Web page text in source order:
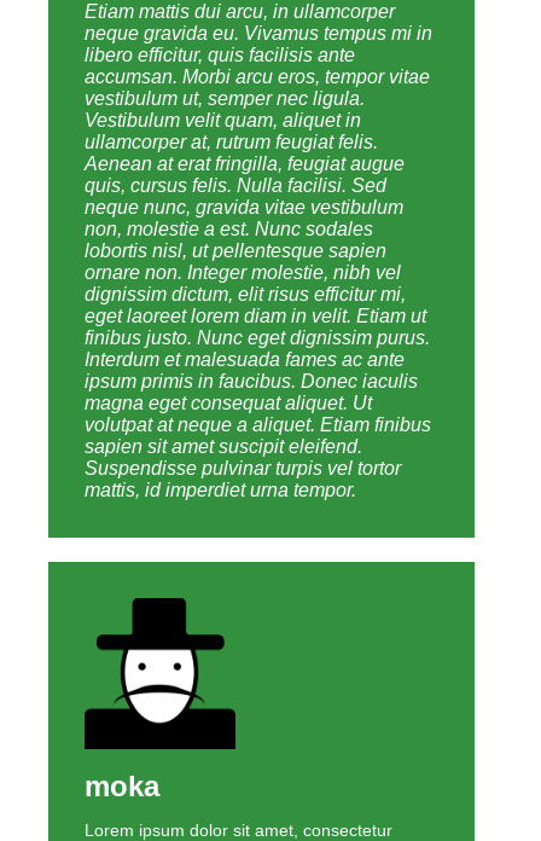
Etiam mattis dui arcu, in ullamcorper
neque gravida eu. Vivamus tempus mi in
libero efficitur, quis facilisis ante
accumsan. Morbi arcu eros, tempor vitae
vestibulum ut, semper nec ligula.
Vestibulum velit quam, aliquet in
ullamcorper at, rutrum feugiat felis.
Aenean at erat fringilla, feugiat augue
quis, cursus felis. Nulla facilisi. Sed
neque nunc, gravida vitae vestibulum
non, molestie a est. Nunc sodales
lobortis nisl, ut pellentesque sapien
ornare non. Integer molestie, nibh vel
dignissim dictum, elit risus efficitur mi,
eget laoreet lorem diam in velit. Etiam ut
finibus justo. Nunc eget dignissim purus.
Interdum et malesuada fames ac ante
ipsum primis in faucibus. Donec iaculis
magna eget consequat aliquet. Ut
volutpat at neque a aliquet. Etiam finibus
sapien sit amet suscipit eleifend.
Suspendisse pulvinar turpis vel tortor
mattis, id imperdiet urna tempor.
moka
Lorem ipsum dolor sit amet, consectetur